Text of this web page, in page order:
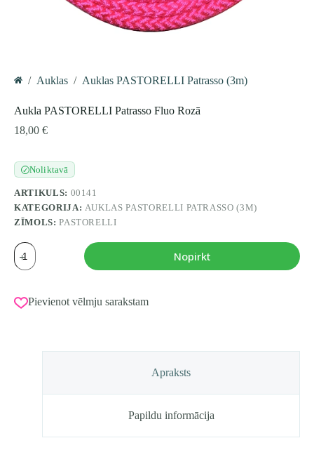
/ Auklas / Auklas PASTORELLI Patrasso (3m)
Aukla PASTORELLI Patrasso Fluo Rozā
18,00 €
✓Noliktavā
ARTIKULS: 00141
KATEGORIJA: AUKLAS PASTORELLI PATRASSO (3M)
ZĪMOLS:PASTORELLI
Aukla
PASTORELLI
Patrasso
Rozā
daudzums
Nopirkt
Pievienot vēlmju sarakstam
Apraksts
Papildu informācija